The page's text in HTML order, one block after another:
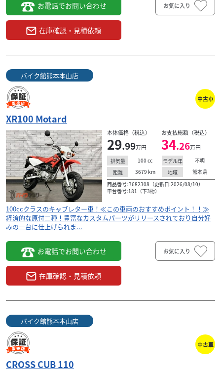
お電話でお問い合わせ
在庫確認・見積依頼
お気に入り
バイク館熊本本山店
中古車
XR100 Motard
本体価格（税込）
29.99万円
お支払総額（税込）
34.26万円
排気量 100 cc モデル年
不明
距離
3679 km 地域
熊本県
商品番号:B682308（更新日:2026/08/10）
車台番号:181（下3桁）
100ccクラスのキャブレター車！≪この車両のおすすめポイント！！≫
経済的な原付二種！豊富なカスタムパーツがリリースされており自分好
みの一台に仕上げられま...
お電話でお問い合わせ
在庫確認・見積依頼
お気に入り
バイク館熊本本山店
中古車
CROSS CUB 110